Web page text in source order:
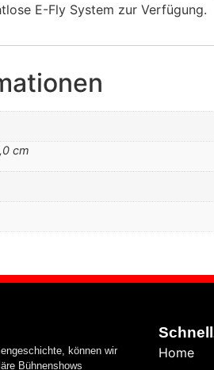
E-Fly System zur Verfügung.
cm
können wir
Bühnenshows
Home